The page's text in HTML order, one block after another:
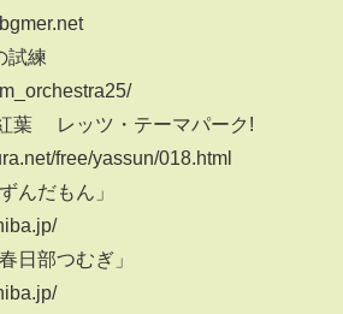
試練
葉 レッツ・テーマパーク!
free/yassun/018.html
んだもん」
部つむぎ」